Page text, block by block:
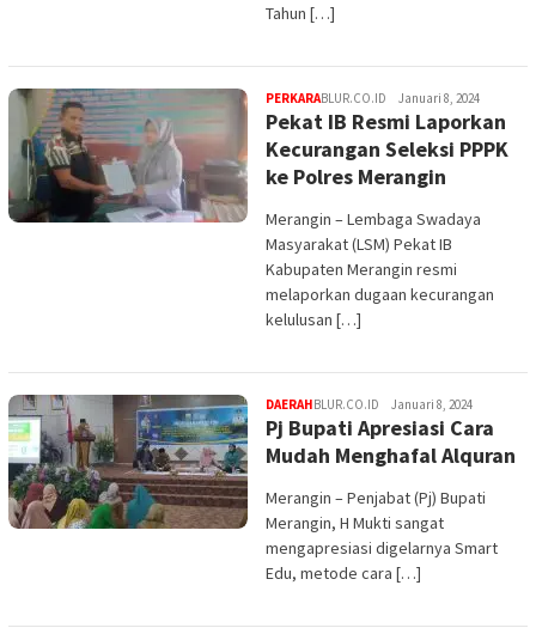
Tahun […]
PERKARABLUR.CO.ID Januari 8, 2024
Pekat IB Resmi Laporkan
Kecurangan Seleksi PPPK
ke Polres Merangin
Merangin – Lembaga Swadaya
Masyarakat (LSM) Pekat IB
Kabupaten Merangin resmi
melaporkan dugaan kecurangan
kelulusan […]
DAERAHBLUR.CO.ID Januari 8, 2024
Pj Bupati Apresiasi Cara
Mudah Menghafal Alquran
Merangin – Penjabat (Pj) Bupati
Merangin, H Mukti sangat
mengapresiasi digelarnya Smart
Edu, metode cara […]